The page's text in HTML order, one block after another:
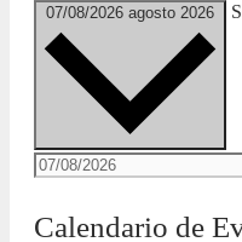
07/08/2026 agosto 2026
Calendario de